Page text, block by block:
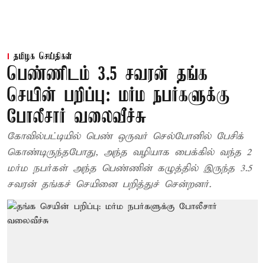
தமிழக செய்திகள்
பெண்ணிடம் 3.5 சவரன் தங்க
செயின் பறிப்பு: மர்ம நபர்களுக்கு
போலீசார் வலைவீச்சு
கோவில்பட்டியில் பெண் ஒருவர் செல்போனில் பேசிக்
கொண்டிருந்தபோது, அந்த வழியாக பைக்கில் வந்த 2
மர்ம நபர்கள் அந்த பெண்ணின் கழுத்தில் இருந்த 3.5
சவரன் தங்கச் செயினை பறித்துச் சென்றனர்.